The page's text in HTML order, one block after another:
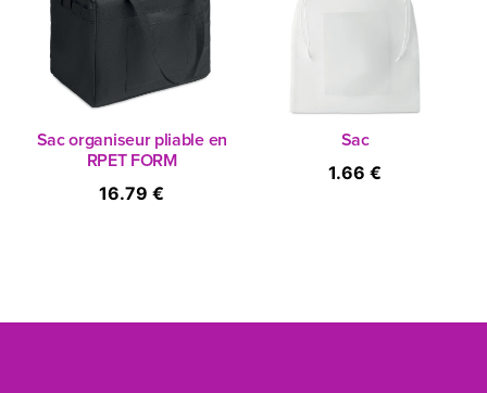
Sac organiseur pliable en
RPET FORM
16.79 €
Sac
1.66 €